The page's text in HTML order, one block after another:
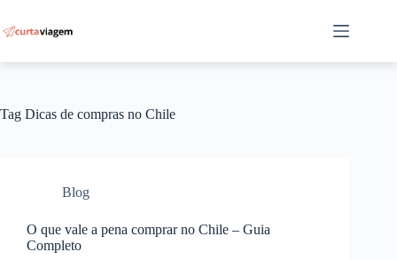
para
o
Tag Dicas de compras no Chile
Blog
O que vale a pena comprar no Chile – Guia
Completo